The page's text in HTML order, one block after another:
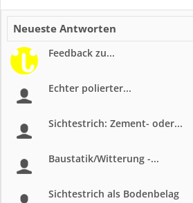
Neueste Antworten
Feedback zu...
Echter polierter...
Sichtestrich: Zement- oder...
Baustatik/Witterung -...
Sichtestrich als Bodenbelag